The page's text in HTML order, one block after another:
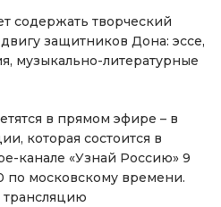
содержать творческий
защитников Дона: эссе,
музыкально-литературные
в прямом эфире – в
которая состоится в
канале «Узнай Россию» 9
по московскому времени.